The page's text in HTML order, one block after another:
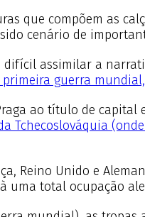
que compõem as
cenário de
difícil assimilar a
guerra
ao título de
Tchecoslováquia
Reino Unido e
uma total ocupação